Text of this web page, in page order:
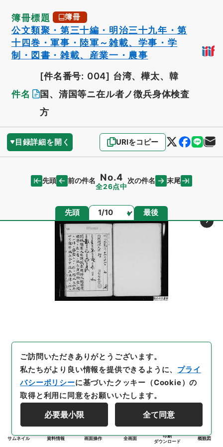
簿冊標題 簿冊
公文類聚・第三十編・明治三十九年・第
十四巻・軍事・陸軍～雑載、学事・学
制・図書・雑載、産業一・農事
件名
[件名番号: 004] 台湾、樺太、韓
国、清国等ニ在ル者ノ徴兵身体検査
方
目録詳細を開く URIをコピー
先頭 前の件名 No.4
全26点中
次の件名 末尾
先頭 ページ 最後
サムネイル 資料情報 画面操作 全画面
印刷
ダウンロード
概観図
ご訪問いただきありがとうございます。
私たちがより良い情報を提供できるように、 プライ
バシーポリシーに基づいたクッキー（Cookie）の
取得と利用に同意をお願いいたします。
必要最小限 全て同意